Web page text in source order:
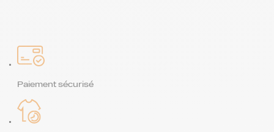
Paiement sécurisé